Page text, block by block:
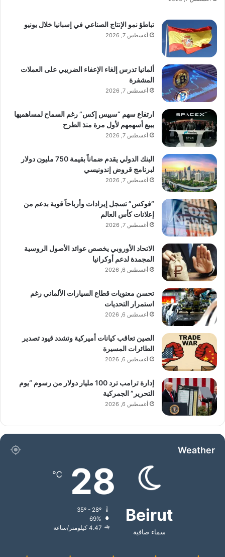
تباطؤ نمو الإنتاج الصناعي في إسبانيا خلال يونيو
أغسطس 7, 2026
ألمانيا تدرس إلغاء الإعفاء الضريبي على العملات
المشفرة
أغسطس 7, 2026
ارتفاع سهم “سبيس إكس” رغم السماح لمساهميها
ببيع أسهمهم لأول مرة منذ الطرح
أغسطس 7, 2026
البنك الدولي يقدم ضماناً بقيمة 750 مليون دولار
لبرنامج قروض إندونيسي
أغسطس 7, 2026
“فوكس” تسجل إيرادات وأرباحاً قوية بدعم من
إعلانات كأس العالم
أغسطس 7, 2026
الاتحاد الأوروبي يخصص عوائد الأصول الروسية
المجمدة لدعم أوكرانيا
أغسطس 6, 2026
تحسن معنويات قطاع السيارات الألماني رغم
استمرار التحديات
أغسطس 6, 2026
الصين تعاقب كيانات أميركية وتشدد قيود تصدير
الطائرات المسيرة
أغسطس 6, 2026
إدارة ترامب ترد 100 مليار دولار من رسوم “يوم
التحرير” الجمركية
أغسطس 6, 2026
Weather
Beirut
سماء صافية
28
℃
69%
4.47 كيلومتر/ساعة